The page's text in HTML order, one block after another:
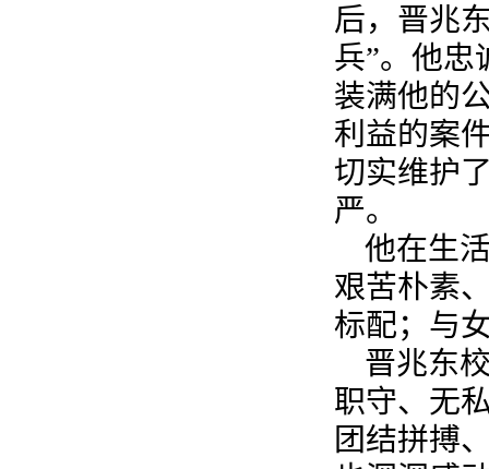
后，晋兆
兵”。他忠
装满他的
利益的案
切实维护
严。
他在生
艰苦朴素
标配；与
晋兆东
职守、无
团结拼搏